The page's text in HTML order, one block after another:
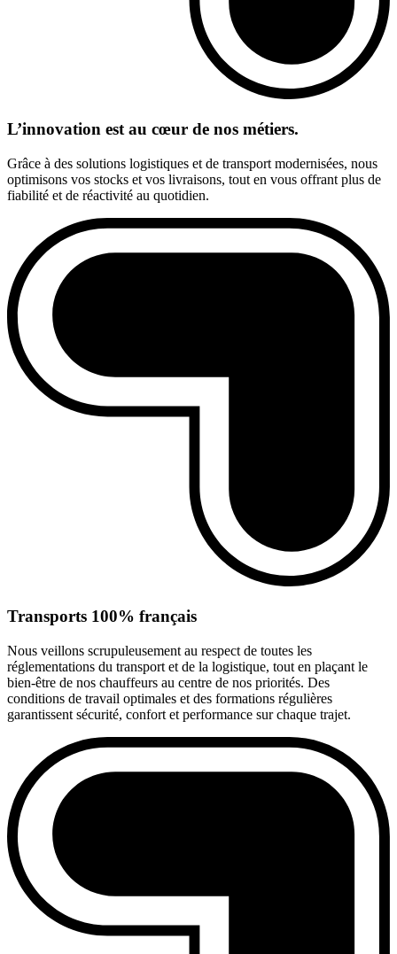
L’innovation est au cœur de nos métiers.
Grâce à des solutions logistiques et de transport modernisées, nous
optimisons vos stocks et vos livraisons, tout en vous offrant plus de
fiabilité et de réactivité au quotidien.
Transports 100% français
Nous veillons scrupuleusement au respect de toutes les
réglementations du transport et de la logistique, tout en plaçant le
bien-être de nos chauffeurs au centre de nos priorités. Des
conditions de travail optimales et des formations régulières
garantissent sécurité, confort et performance sur chaque trajet.